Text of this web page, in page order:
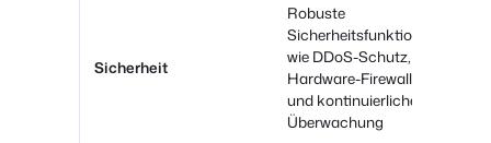
Sicherheit
Robuste
Sicherheitsfunktionen
wie DDoS-Schutz,
Hardware-Firewalls
und kontinuierliche
Überwachung